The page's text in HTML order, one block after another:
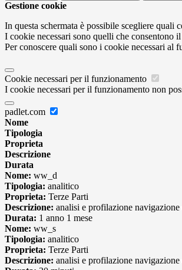
Gestione cookie
In questa schermata è possibile scegliere quali
I cookie necessari sono quelli che consentono
Per conoscere quali sono i cookie necessari al
Cookie necessari per il funzionamento
I cookie necessari per il funzionamento non
padlet.com
Nome
Tipologia
Proprieta
Descrizione
Durata
Nome: ww_d
Tipologia: analitico
Proprieta: Terze Parti
Descrizione: analisi e profilazione navigazione
Durata: 1 anno 1 mese
Nome: ww_s
Tipologia: analitico
Proprieta: Terze Parti
Descrizione: analisi e profilazione navigazione